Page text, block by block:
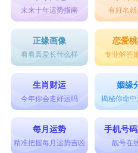
烦，经过了现实的摧残
会抱有幻想，需要做好决
星座乐原创文章，转载需
未来十年运势指南 有好名
正缘画像
看看真爱长什么样
恋爱
专业解答
生肖财运
今年你会走好运吗
姻缘
揭秘你命
每月运势
精准把握每月运势吉凶
手机号
靓号在